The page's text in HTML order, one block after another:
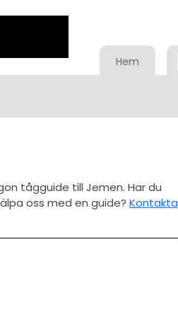
Hem
tågguide till Jemen. Har du
oss med en guide? Kontakta